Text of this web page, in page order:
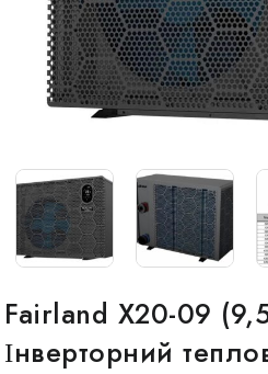
Fairland X20-09
Інверторний